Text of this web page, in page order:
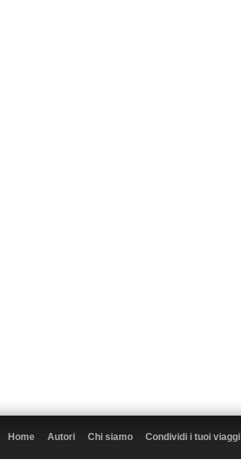
Home Autori Chi siamo Condividi i tuoi viaggi